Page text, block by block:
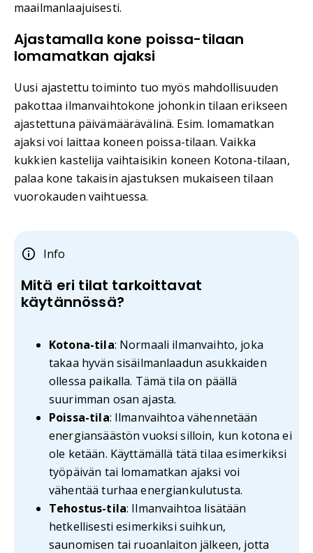
maailmanlaajuisesti.
Ajastamalla kone poissa-tilaan
lomamatkan ajaksi
Uusi ajastettu toiminto tuo myös mahdollisuuden
pakottaa ilmanvaihtokone johonkin tilaan erikseen
ajastettuna päivämäärävälinä. Esim. lomamatkan
ajaksi voi laittaa koneen poissa-tilaan. Vaikka
kukkien kastelija vaihtaisikin koneen Kotona-tilaan,
palaa kone takaisin ajastuksen mukaiseen tilaan
vuorokauden vaihtuessa.
Info
Mitä eri tilat tarkoittavat
käytännössä?
Kotona-tila: Normaali ilmanvaihto, joka
takaa hyvän sisäilmanlaadun asukkaiden
ollessa paikalla. Tämä tila on päällä
suurimman osan ajasta.
Poissa-tila: Ilmanvaihtoa vähennetään
energiansäästön vuoksi silloin, kun kotona ei
ole ketään. Käyttämällä tätä tilaa esimerkiksi
työpäivän tai lomamatkan ajaksi voi
vähentää turhaa energiankulutusta.
Tehostus-tila: Ilmanvaihtoa lisätään
hetkellisesti esimerkiksi suihkun,
saunomisen tai ruoanlaiton jälkeen, jotta